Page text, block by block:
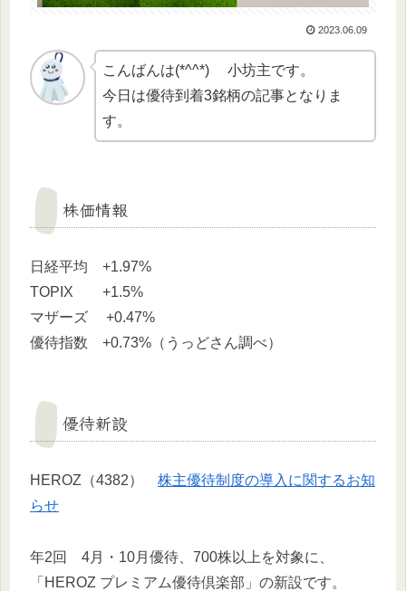
2023.06.09
こんばんは(*^^*) 小坊主です。
今日は優待到着3銘柄の記事となりま
す。
株価情報
日経平均 +1.97%
TOPIX +1.5%
マザーズ +0.47%
優待指数 +0.73%（うっどさん調べ）
優待新設
HEROZ（4382） 株主優待制度の導入に関するお知
らせ
年2回 4月・10月優待、700株以上を対象に、
「HEROZ プレミアム優待倶楽部」の新設です。